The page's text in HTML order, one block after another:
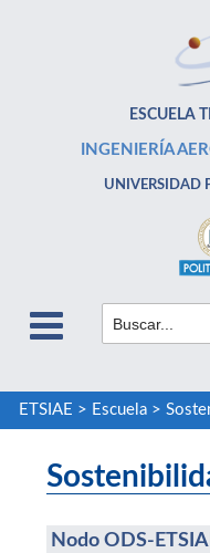
ESCUELA
INGENIERÍA
UNIVERSIDAD
ETSIAE > Escuela>
Nodo ODS-